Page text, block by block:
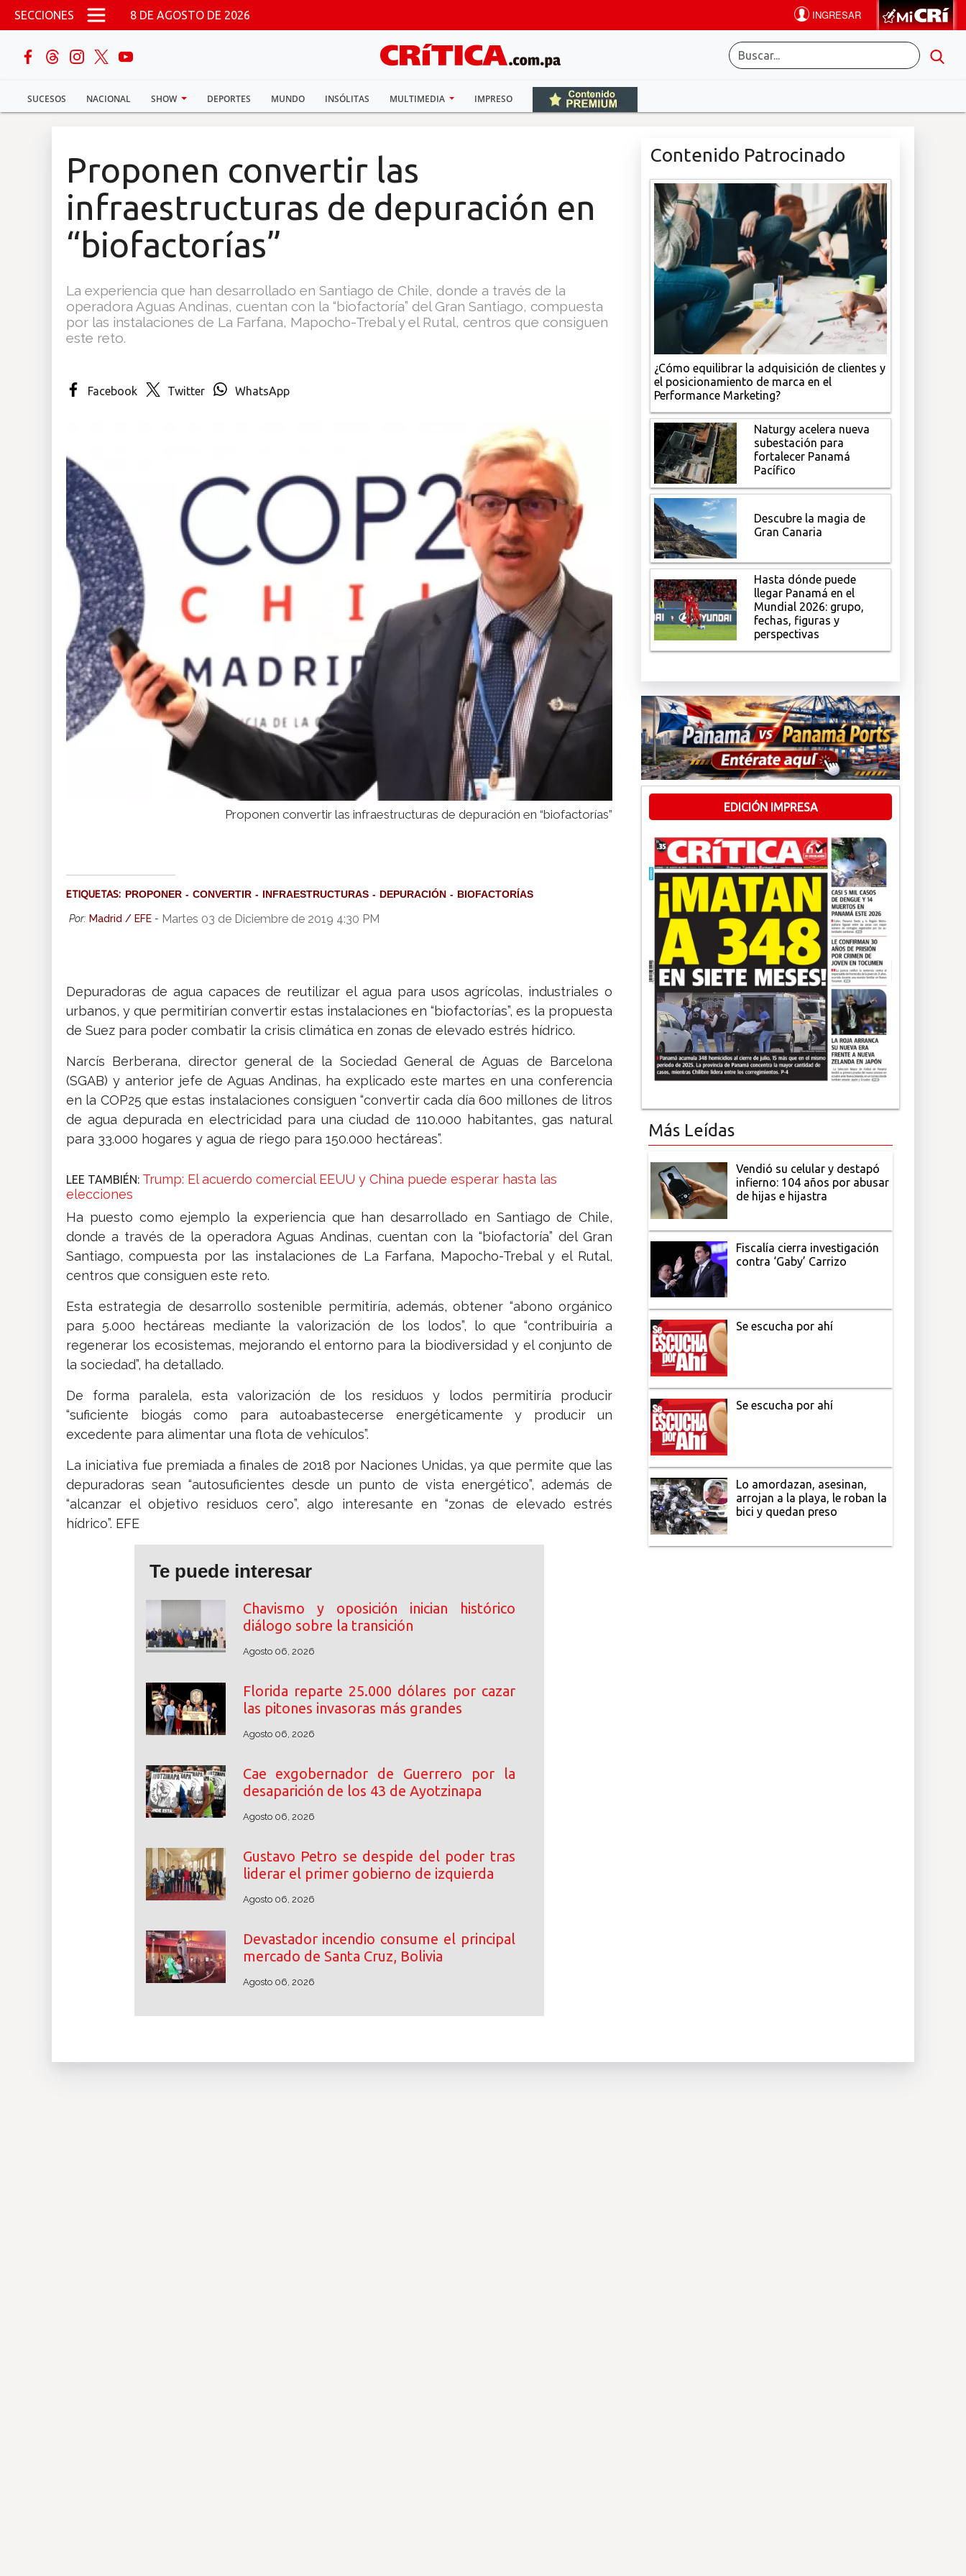
Pasar al contenido principal
SECCIONES 8 DE AGOSTO DE 2026
SUCESOS NACIONAL SHOW DEPORTES MUNDO INSÓLITAS MULTIMEDIA IMPRESO
buscar
Sucesos
Multimedia
Proponen convertir las
infraestructuras de depuración en
“biofactorías”
La experiencia que han desarrollado en Santiago de Chile, donde a través de la
operadora Aguas Andinas, cuentan con la “biofactoría” del Gran Santiago, compuesta
por las instalaciones de La Farfana, Mapocho-Trebal y el Rutal, centros que consiguen
este reto.
Facebook Twitter WhatsApp
Proponen convertir las infraestructuras de depuración en “biofactorías”
ETIQUETAS: PROPONER CONVERTIR INFRAESTRUCTURAS DEPURACIÓN BIOFACTORÍAS
Por: Madrid / EFE - Martes 03 de Diciembre de 2019 4:30 PM
Depuradoras de agua capaces de reutilizar el agua para usos agrícolas, industriales o
urbanos, y que permitirían convertir estas instalaciones en “biofactorías”, es la propuesta
de Suez para poder combatir la crisis climática en zonas de elevado estrés hídrico.
Narcís Berberana, director general de la Sociedad General de Aguas de Barcelona
(SGAB) y anterior jefe de Aguas Andinas, ha explicado este martes en una conferencia
en la COP25 que estas instalaciones consiguen “convertir cada día 600 millones de litros
de agua depurada en electricidad para una ciudad de 110.000 habitantes, gas natural
para 33.000 hogares y agua de riego para 150.000 hectáreas”.
LEE TAMBIÉN: Trump: El acuerdo comercial EEUU y China puede esperar hasta las
elecciones
Ha puesto como ejemplo la experiencia que han desarrollado en Santiago de Chile,
donde a través de la operadora Aguas Andinas, cuentan con la “biofactoría” del Gran
Santiago, compuesta por las instalaciones de La Farfana, Mapocho-Trebal y el Rutal,
centros que consiguen este reto.
Esta estrategia de desarrollo sostenible permitiría, además, obtener “abono orgánico
para 5.000 hectáreas mediante la valorización de los lodos”, lo que “contribuiría a
regenerar los ecosistemas, mejorando el entorno para la biodiversidad y el conjunto de
la sociedad”, ha detallado.
De forma paralela, esta valorización de los residuos y lodos permitiría producir
“suficiente biogás como para autoabastecerse energéticamente y producir un
excedente para alimentar una flota de vehículos”.
La iniciativa fue premiada a finales de 2018 por Naciones Unidas, ya que permite que las
depuradoras sean “autosuficientes desde un punto de vista energético”, además de
“alcanzar el objetivo residuos cero”, algo interesante en “zonas de elevado estrés
hídrico”. EFE
Te puede interesar
Chavismo y oposición inician histórico
diálogo sobre la transición
Agosto 06, 2026
Florida reparte 25.000 dólares por cazar
las pitones invasoras más grandes
Agosto 06, 2026
Cae exgobernador de Guerrero por la
desaparición de los 43 de Ayotzinapa
Agosto 06, 2026
Gustavo Petro se despide del poder tras
liderar el primer gobierno de izquierda
Agosto 06, 2026
Devastador incendio consume el principal
mercado de Santa Cruz, Bolivia
Agosto 06, 2026
Contenido Patrocinado
¿Cómo equilibrar la adquisición de clientes y
el posicionamiento de marca en el
Performance Marketing?
Naturgy acelera nueva
subestación para
fortalecer Panamá
Pacífico
Descubre la magia de
Gran Canaria
Hasta dónde puede
llegar Panamá en el
Mundial 2026: grupo,
fechas, figuras y
perspectivas
EDICIÓN IMPRESA
Más Leídas
Vendió su celular y destapó
infierno: 104 años por abusar
de hijas e hijastra
Fiscalía cierra investigación
contra ‘Gaby’ Carrizo
Se escucha por ahí
Se escucha por ahí
Lo amordazan, asesinan,
arrojan a la playa, le roban la
bici y quedan preso